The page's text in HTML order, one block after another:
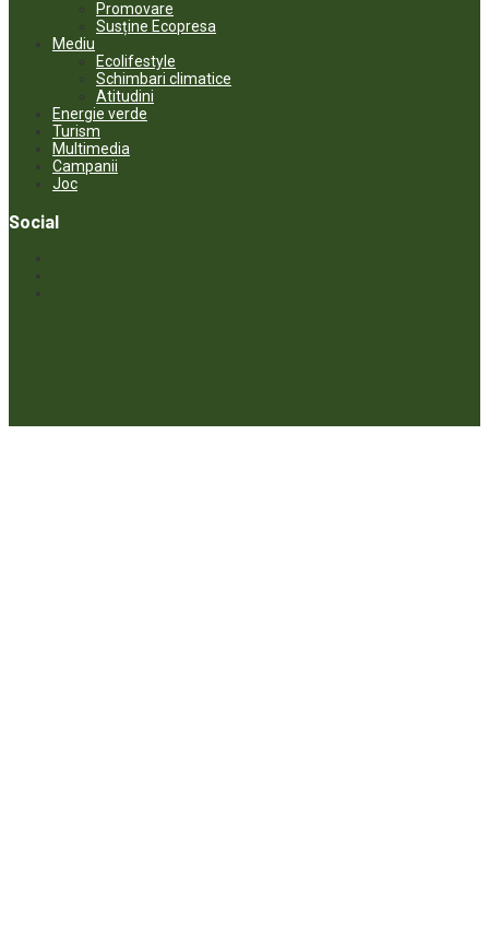
Promovare
Susține Ecopresa
Mediu
Ecolifestyle
Schimbari climatice
Atitudini
Energie verde
Turism
Multimedia
Campanii
Joc
Social